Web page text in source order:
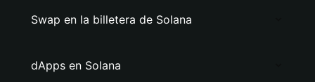
Swap en la billetera de Solana
dApps en Solana